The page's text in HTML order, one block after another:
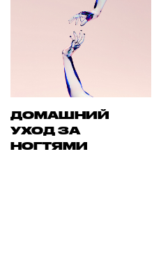
ДОМАШНИЙ
УХОД ЗА
НОГТЯМИ